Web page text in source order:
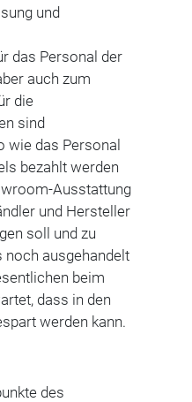
und
das Personal der
auch zum
die
sind
wie das Personal
bezahlt werden
Ausstattung
und Hersteller
soll und zu
ausgehandelt
beim
dass in den
werden kann.
des